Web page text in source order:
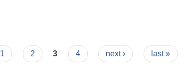
1 2 3 4 next › last »